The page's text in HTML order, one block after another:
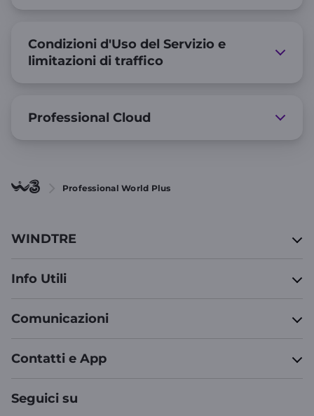
Condizioni d'Uso del Servizio e
limitazioni di traffico
Professional Cloud
Professional World Plus
WINDTRE
Info Utili
Comunicazioni
Contatti e App
Seguici su